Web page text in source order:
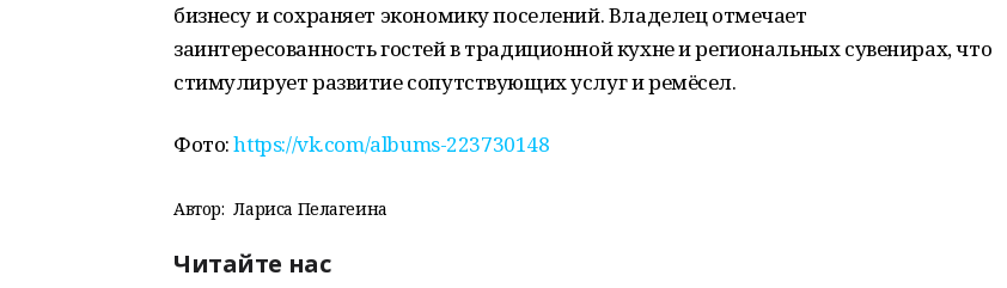
бизнесу и сохраняет экономику поселений. Владелец отмечает
заинтересованность гостей в традиционной кухне и региональных сувенирах, что
стимулирует развитие сопутствующих услуг и ремёсел.
Фото:https://vk.com/albums-223730148
Автор: Лариса Пелагеина
Читайте нас